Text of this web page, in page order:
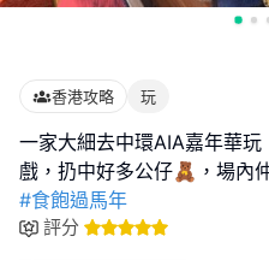
香港攻略 玩
一家大細去中環AIA嘉年華
#食飽過馬年
評分